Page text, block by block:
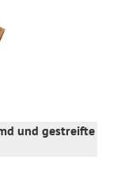
und gestreifte